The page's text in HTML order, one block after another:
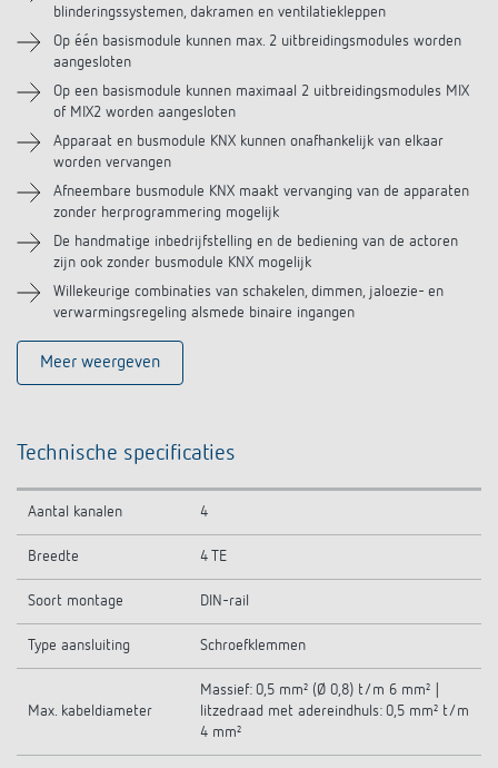
blinderingssystemen, dakramen en ventilatiekleppen
Op één basismodule kunnen max. 2 uitbreidingsmodules worden
aangesloten
Op een basismodule kunnen maximaal 2 uitbreidingsmodules MIX
of MIX2 worden aangesloten
Apparaat en busmodule KNX kunnen onafhankelijk van elkaar
worden vervangen
Afneembare busmodule KNX maakt vervanging van de apparaten
zonder herprogrammering mogelijk
De handmatige inbedrijfstelling en de bediening van de actoren
zijn ook zonder busmodule KNX mogelijk
Willekeurige combinaties van schakelen, dimmen, jaloezie- en
verwarmingsregeling alsmede binaire ingangen
Meer weergeven
Technische specificaties
Aantal kanalen 4
Breedte 4 TE
Soort montage DIN-rail
Type aansluiting Schroefklemmen
Max. kabeldiameter
Massief: 0,5 mm² (Ø 0,8) t/m 6 mm² |
litzedraad met adereindhuls: 0,5 mm² t/m
4 mm²